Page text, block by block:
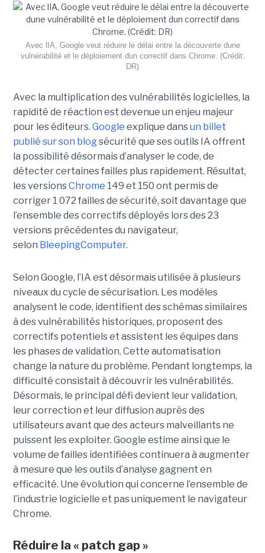
Avec lIA, Google veut réduire le délai entre la découverte dune
vulnérabilité et le déploiement dun correctif dans Chrome. (Crédit:
DR)
Avec la multiplication des vulnérabilités logicielles, la
rapidité de réaction est devenue un enjeu majeur
pour les éditeurs. Google explique dansun billet
publié sur son blogsécurité que ses outils IA offrent
la possibilité désormais d’analyser le code, de
détecter certaines failles plus rapidement. Résultat,
les versionsChrome 149 et 150 ont permis de
corriger 1 072 failles de sécurité, soit davantage que
l’ensemble des correctifs déployés lors des 23
versions précédentes du navigateur,
selon BleepingComputer.
Selon Google, l’IA est désormais utilisée à plusieurs
niveaux du cycle de sécurisation. Les modèles
analysent le code, identifient des schémas similaires
à des vulnérabilités historiques, proposent des
correctifs potentiels et assistent les équipes dans
les phases de validation. Cette automatisation
change la nature du problème. Pendant longtemps, la
difficulté consistait à découvrir les vulnérabilités.
Désormais, le principal défi devient leur validation,
leur correction et leur diffusion auprès des
utilisateurs avant que des acteurs malveillants ne
puissent les exploiter. Google estime ainsi que le
volume de failles identifiées continuera à augmenter
à mesure que les outils d’analyse gagnent en
efficacité. Une évolution qui concerne l’ensemble de
l’industrie logicielle et pas uniquement le navigateur
Chrome.
Réduire la « patch gap »